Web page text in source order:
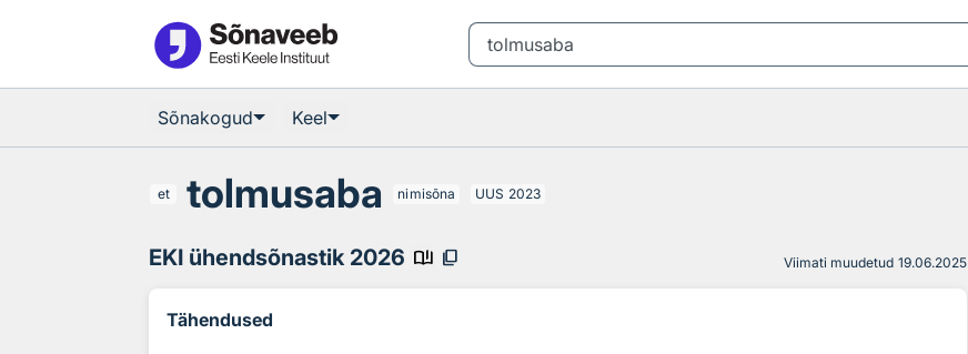
Sõnakogud Keel
et tolmusaba nimisõna UUS 2023
EKI ühendsõnastik 2026 book_ribbon content_copy Viimati muudetud 19.06.2025
Tähendused